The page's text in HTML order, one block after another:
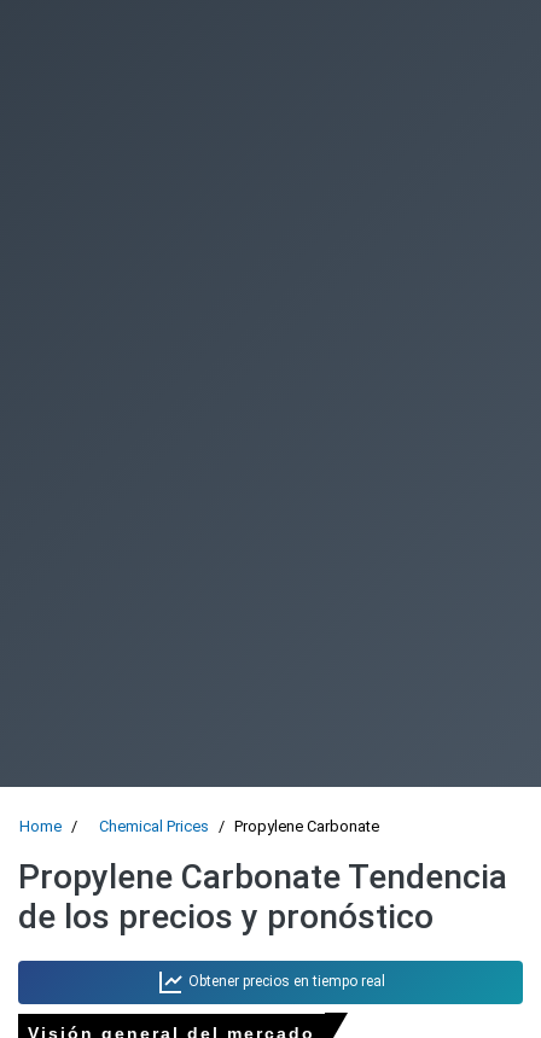
Home Chemical Prices Propylene Carbonate
Propylene Carbonate Tendencia
de los precios y pronóstico
Obtener precios en tiempo real
Visión general del mercado